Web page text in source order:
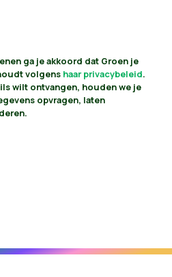
ga je akkoord dat Groen je
volgens haar privacybeleid.
wilt ontvangen, houden we je
opvragen, laten